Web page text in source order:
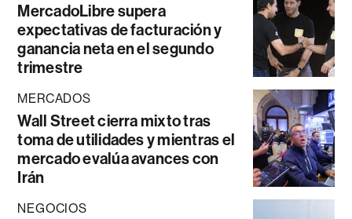
MercadoLibre supera
expectativas de facturación y
ganancia neta en el segundo
trimestre
MERCADOS
Wall Street cierra mixto tras
toma de utilidades y mientras el
mercado evalúa avances con
Irán
NEGOCIOS